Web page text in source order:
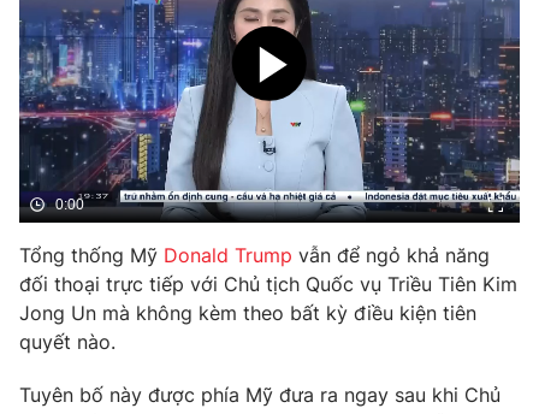
Góc doanh nghiệp
Truyền hình
Phim VTV
Hậu trường
Nhân vật
Khán giả
Giải sao mai
Giải trí
Điện ảnh
Âm nhạc
Sao
Đời sống
Du lịch
Làm đẹp
Chất lượng cuộc sống
Giáo dục
Tuyển sinh
Học trực tuyến
Công nghệ
Hitech Công nghệ tương lai
Sản phẩm
Giao lưu trực tuyến
0:00
Tổng thống Mỹ Donald Trump vẫn để ngỏ khả năng
đối thoại trực tiếp với Chủ tịch Quốc vụ Triều Tiên Kim
Jong Un mà không kèm theo bất kỳ điều kiện tiên
quyết nào.
Tuyên bố này được phía Mỹ đưa ra ngay sau khi Chủ